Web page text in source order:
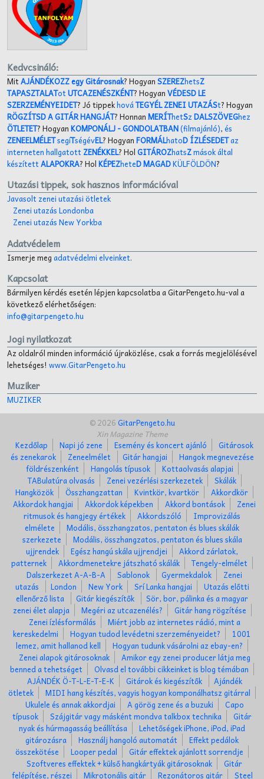
Kedvcsináló:
MitAJÁNDÉKOZZ egy Gitárosnak? HogyanSZEREZhetsZ
TAPASZTALATotUTCAZENÉSZKÉNT? HogyanVÉDESD LE
SZERZEMÉNYEIDET? Jó tippekhováTEGYÉL ZENEI UTAZÁSt? Hogyan
RÖGZÍTSD A GITÁR HANGJÁT? HonnanMERÍThetSzDALSZÖVEGhez
ÖTLETET? HogyanKOMPONÁLJ- GONDOLATBAN(filmajánló),és
ZENEELMÉLETsegíTségévEL? HogyanFORMÁLhatoD ÍZLÉSEDETaz
interneten hallgatott ZENÉKKEL? HolGITÁROZhatsZmások által
készítettALAPOKRA? HolKÉPEZheteD MAGADKÜLFÖLDÖN?
Utazási tippek, sok hasznos információval
Javasolt zenei utazási ötletek
Zenei utazás Londonba
Zenei utazás New Yorkba
Adatvédelem
Ismerje megadatvédelmi elveinket.
Kapcsolat
Bármilyen kérdés esetén lépjen kapcsolatba a GitarPengeto.hu-val a
következő elérhetőségen:
info@gitarpengeto.hu
Jogi nyilatkozat
Az oldalról minden információ újraközlése, csak a forrás megjelölésével
lehetséges! www.GitarPengeto.hu
Muziker
MUZIKER
© 2026GitarPengeto.hu
Xin Magazine Theme
Kezdőlap
Napi jó zene Esemény és koncert ajánló
Gitárosok
és zenekarok
Zeneelmélet Gitár hangjai
Hangok megnevezése
földrészenként
Hangolás típusok
Kottaolvasás alapjai
TABulatúra olvasás
Zenei vezérlési szerkezetek
Skálák
Hangközök
Összhangzattan Kvintkör, kvartkör
Akkordkör
Akkordok hangjai
Akkordok képekben Akkord bontások
Zenei
ritmusok és hangjegy értékek
Akkordszóló
Improvizálás
elmélete
Modális, összhangzatos, pentaton és blues skálák
szerkezete
Modális, összhangzatos, pentaton és blues skála
ujjrendek
Egész hangú skála ujjrendjei
Akkord zárlatok,
patternek
Akkordmenetekre játszható skálák
Tengely-elmélet
Dalszerkezet A-A-B-A
Sablonok Gyermekdalok
Zenei
utazás
London New York Srí Lanka hangjai
Utazás előtti
ellenőrző lista
Gitár kiegészítők
Sör, bor, pálinka és a magyar
zenei élet alapja
Megéri az utcazenélés?
Gitár hang rögzítése
Zenei ízlésformálás
Miért jobb az internetes rádió, mint a
kereskedelmi
Hogyan tudod levédetni szerzeményeidet?
1001
lemez, amit hallanod kell
Hogyan tudunk vásárolni az ebay-en?
Zenei alapok gitárosoknak
Amikor egy zenei producer látja meg
benned a tehetséget
Olvasd el további cikkeinket is blog témában
AJÁNDÉK Ö-T-L-E-T-E-K
Gitárok és kiegészítők
Ajándék
ötletek
MIDI hang készítés, vagyis hogyan komponálhatsz gitárral
Ukulele és annak akkordjai
A görög zene és a buzuki
Capo
típusok
Szájgitár vagy másként mondva talkbox technika
Gitár
nyak és húrmagasság beállítása
Lehetőségek iPhone, iPod, iPad
gitározásra
Használj hangoló automatát
Effekt pedálok
összekötése
Looper pedal
Gitár effektek ajánlott sorrendje
Szoftveres effektek + külső hangkártyák gitárosoknak
Gitár
felépítése, részei
Mikrotonális gitár Rezonátoros gitár Steel